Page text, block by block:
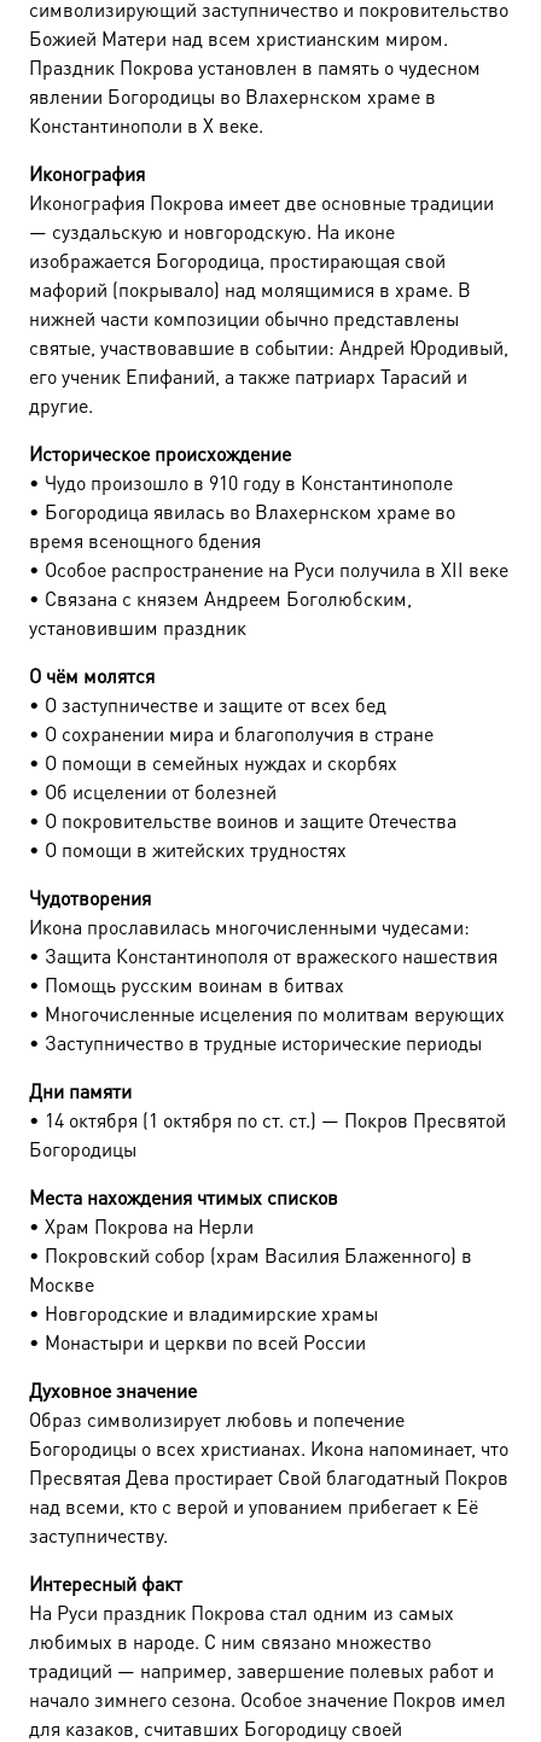
символизирующий заступничество и покровительство
Божией Матери над всем христианским миром.
Праздник Покрова установлен в память о чудесном
явлении Богородицы во Влахернском храме в
Константинополи в X веке.
Иконография
Иконография Покрова имеет две основные традиции
— суздальскую и новгородскую. На иконе
изображается Богородица, простирающая свой
мафорий (покрывало) над молящимися в храме. В
нижней части композиции обычно представлены
святые, участвовавшие в событии: Андрей Юродивый,
его ученик Епифаний, а также патриарх Тарасий и
другие.
Историческое происхождение
• Чудо произошло в 910 году в Константинополе
• Богородица явилась во Влахернском храме во
время всенощного бдения
• Особое распространение на Руси получила в XII веке
• Связана с князем Андреем Боголюбским,
установившим праздник
О чём молятся
• О заступничестве и защите от всех бед
• О сохранении мира и благополучия в стране
• О помощи в семейных нуждах и скорбях
• Об исцелении от болезней
• О покровительстве воинов и защите Отечества
• О помощи в житейских трудностях
Чудотворения
Икона прославилась многочисленными чудесами:
• Защита Константинополя от вражеского нашествия
• Помощь русским воинам в битвах
• Многочисленные исцеления по молитвам верующих
• Заступничество в трудные исторические периоды
Дни памяти
• 14 октября (1 октября по ст. ст.) — Покров Пресвятой
Богородицы
Места нахождения чтимых списков
• Храм Покрова на Нерли
• Покровский собор (храм Василия Блаженного) в
Москве
• Новгородские и владимирские храмы
• Монастыри и церкви по всей России
Духовное значение
Образ символизирует любовь и попечение
Богородицы о всех христианах. Икона напоминает, что
Пресвятая Дева простирает Свой благодатный Покров
над всеми, кто с верой и упованием прибегает к Её
заступничеству.
Интересный факт
На Руси праздник Покрова стал одним из самых
любимых в народе. С ним связано множество
традиций — например, завершение полевых работ и
начало зимнего сезона. Особое значение Покров имел
для казаков, считавших Богородицу своей